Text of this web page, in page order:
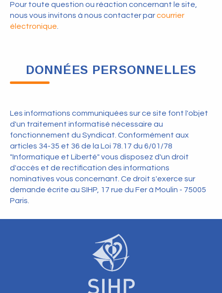
Pour toute question ou réaction concernant le site,
nous vous invitons à nous contacter parcourrier
électronique
DONNÉES PERSONNELLES
Les informations communiquées sur ce site font l'objet
d'un traitement informatisé nécessaire au
fonctionnement du Syndicat. Conformément aux
articles 34-35 et 36 de la Loi 78.17 du 6/01/78
"Informatique et Liberté" vous disposez d'un droit
d'accès et de rectification des informations
nominatives vous concernant. Ce droit s'exerce sur
demande écrite au SIHP, 17 rue du Fer à Moulin - 75005
Paris.